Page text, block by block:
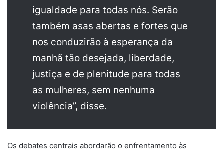
igualdade para todas nós. Serão
também asas abertas e fortes que
nos conduzirão à esperança da
manhã tão desejada, liberdade,
justiça e de plenitude para todas
as mulheres, sem nenhuma
violência”, disse.
Os debates centrais abordarão o enfrentamento às